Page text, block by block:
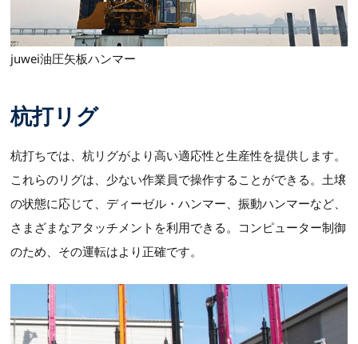
juwei油圧矢板ハンマー
杭打リグ
杭打ちでは、杭リグがより高い適応性と生産性を提供します。
これらのリグは、少ない作業員で操作することができる。土壌
の状態に応じて、ディーゼル・ハンマー、振動ハンマーなど、
さまざまなアタッチメントを利用できる。コンピューター制御
のため、その運転はより正確です。